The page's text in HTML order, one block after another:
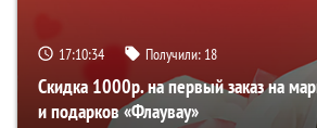
17:10:33 Получили: 18
Скидка 1000р. на первый заказ на
и подарков «Флаувау»